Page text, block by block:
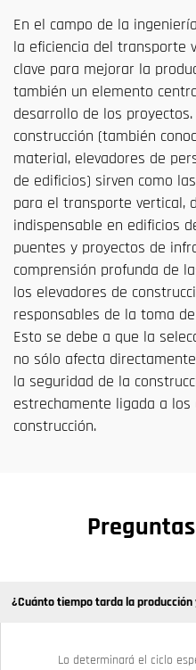
En el campo de la
la eficiencia del transporte
clave para mejorar la
también un elemento
desarrollo de los
construcción (también
material, elevadores de
de edificios) sirven como
para el transporte vertical,
indispensable en edificios
puentes y proyectos de
comprensión profunda de
los elevadores de
responsables de la toma
Esto se debe a que la
no sólo afecta
la seguridad de la
estrechamente ligada a
construcción.
¿Cuánto tiempo tarda la
Lo determinará el ciclo